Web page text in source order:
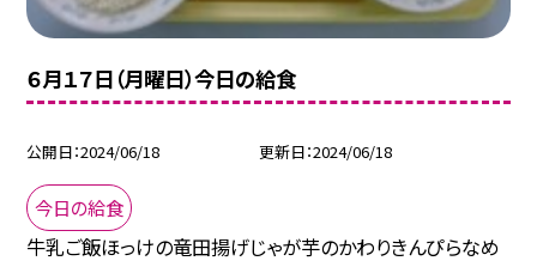
６月１７日（月曜日）今日の給食
公開日 2024/06/18 更新日 2024/06/18
今日の給食
牛乳ご飯ほっけの竜田揚げじゃが芋のかわりきんぴらなめ